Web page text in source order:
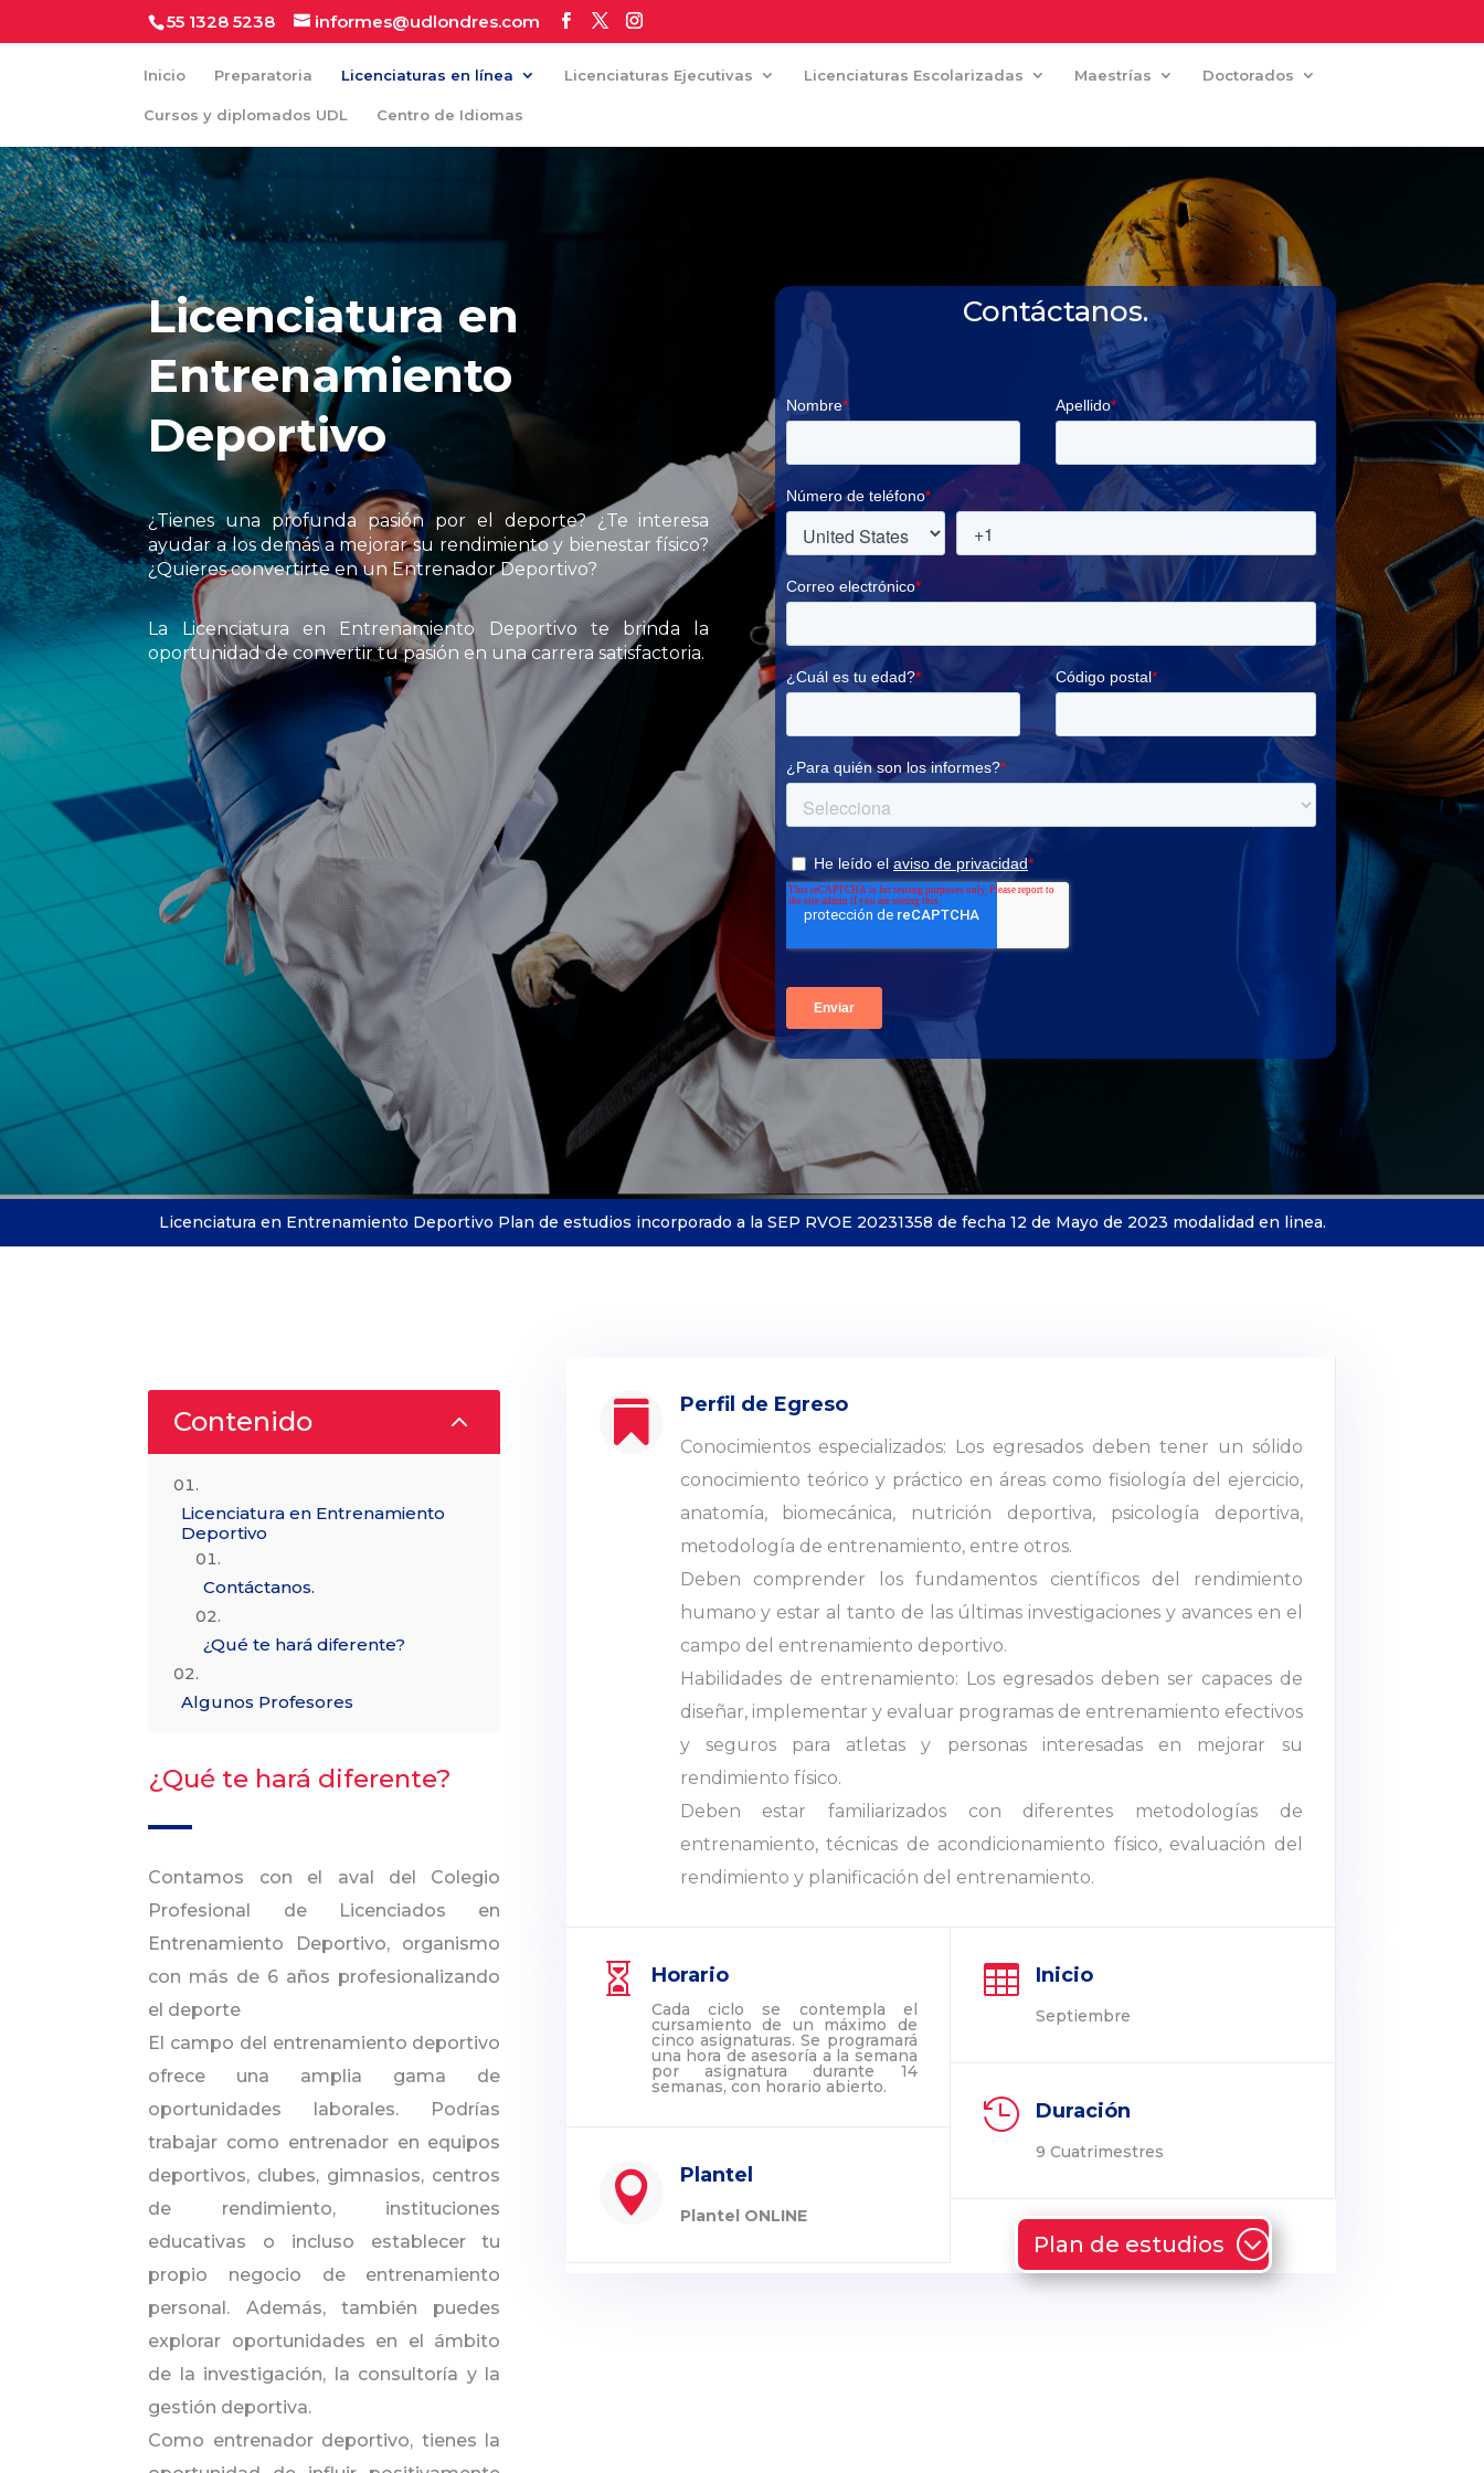
55 1328 5238 informes@udlondres.com
Inicio Preparatoria Licenciaturas en línea Licenciaturas Ejecutivas Licenciaturas Escolarizadas Maestrías Doctorados
Cursos y diplomados UDL Centro de Idiomas
Licenciatura en
Entrenamiento
Deportivo
¿Tienes una profunda pasión por el deporte? ¿Te interesa
ayudar a los demás a mejorar su rendimiento y bienestar físico?
¿Quieres convertirte en un Entrenador Deportivo?
La Licenciatura en Entrenamiento Deportivo te brinda la
oportunidad de convertir tu pasión en una carrera satisfactoria.
Contáctanos.
Licenciatura en Entrenamiento Deportivo Plan de estudios incorporado a la SEP RVOE 20231358 de fecha 12 de Mayo de 2023 modalidad en linea.
Contenido 2
Licenciatura en Entrenamiento
Deportivo
Contáctanos.
¿Qué te hará diferente?
Algunos Profesores
¿Qué te hará diferente?
Contamos con el aval del Colegio
Profesional de Licenciados en
Entrenamiento Deportivo, organismo
con más de 6 años profesionalizando
el deporte
El campo del entrenamiento deportivo
ofrece una amplia gama de
oportunidades laborales. Podrías
trabajar como entrenador en equipos
deportivos, clubes, gimnasios, centros
de rendimiento, instituciones
educativas o incluso establecer tu
propio negocio de entrenamiento
personal. Además, también puedes
explorar oportunidades en el ámbito
de la investigación, la consultoría y la
gestión deportiva.
Como entrenador deportivo, tienes la
 Perfil de Egreso
Conocimientos especializados: Los egresados deben tener un sólido
conocimiento teórico y práctico en áreas como fisiología del ejercicio,
anatomía, biomecánica, nutrición deportiva, psicología deportiva,
metodología de entrenamiento, entre otros.
Deben comprender los fundamentos científicos del rendimiento
humano y estar al tanto de las últimas investigaciones y avances en el
campo del entrenamiento deportivo.
Habilidades de entrenamiento: Los egresados deben ser capaces de
diseñar, implementar y evaluar programas de entrenamiento efectivos
y seguros para atletas y personas interesadas en mejorar su
rendimiento físico.
Deben estar familiarizados con diferentes metodologías de
entrenamiento, técnicas de acondicionamiento físico, evaluación del
rendimiento y planificación del entrenamiento.
 Horario
Cada ciclo se contempla el
cursamiento de un máximo de
cinco asignaturas. Se programará
una hora de asesoría a la semana
por asignatura durante 14
semanas, con horario abierto.
 Plantel
Plantel ONLINE
 Inicio
Septiembre
 Duración
9 Cuatrimestres
Plan de estudios